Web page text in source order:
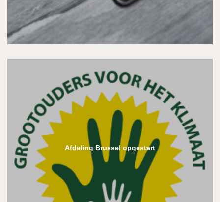
Afdeling Brussel opgestart